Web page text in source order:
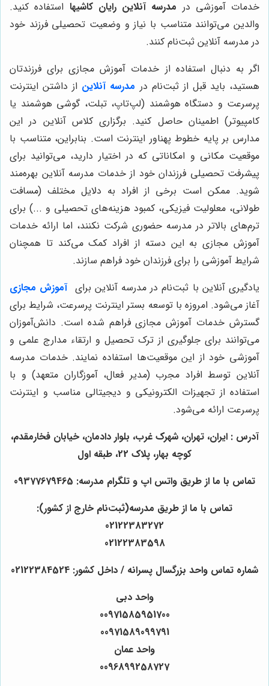
خدمات آموزشی در مدرسه آنلاین رایان کاشیها استفاده کنید.
والدین می‌توانند متناسب با نیاز و وضعیت تحصیلی فرزند خود
در مدرسه آنلاین ثبت‌نام کنند.
اگر به دنبال استفاده از خدمات آموزش مجازی برای فرزندتان
هستید، باید قبل از ثبت‌نام در مدرسه آنلاین از داشتن اینترنت
پرسرعت و دستگاه هوشمند (لپ‌تاپ، تبلت، گوشی هوشمند یا
کامپیوتر) اطمینان حاصل کنید. برگزاری کلاس آنلاین در این
مدارس بر پایه خطوط پهناور اینترنت است. بنابراین، متناسب با
موقعیت مکانی و امکاناتی که در اختیار دارید، می‌توانید برای
پیشرفت تحصیلی فرزندان خود از خدمات مدرسه آنلاین بهره‌مند
شوید. ممکن است برخی از افراد به دلایل مختلف (مسافت
طولانی، معلولیت فیزیکی، کمبود هزینه‌های تحصیلی و ...) برای
ترم‌های بالاتر در مدرسه حضوری شرکت نکنند، اما ارائه خدمات
آموزش مجازی به این دسته از افراد کمک می‌کند تا همچنان
شرایط آموزشی را برای فرزندان خود فراهم سازند.
یادگیری آنلاین با ثبت‌نام در مدرسه آنلاین برای آموزش مجازی
آغاز می‌شود. امروزه با توسعه بستر اینترنت پرسرعت، شرایط برای
گسترش خدمات آموزش مجازی فراهم شده است. دانش‌آموزان
می‌توانند برای جلوگیری از ترک تحصیل و ارتقاء مدارج علمی و
آموزشی خود از این موقعیت‌ها استفاده نمایند. خدمات مدرسه
آنلاین توسط افراد مجرب (مدیر فعال، آموزگاران متعهد) و با
استفاده از تجهیزات الکترونیکی و دیجیتالی مناسب و اینترنت
پرسرعت ارائه می‌شود.
آدرس : ایران، تهران، شهرک غرب، بلوار دادمان، خیابان فخارمقدم،
کوچه بهار، پلاک 22، طبقه اول
تماس با ما از طریق واتس اپ و تلگرام مدرسه: 09377679465
تماس با ما از طریق مدرسه(ثبت‌نام خارج از کشور):
02122383272
02122383598
شماره تماس واحد بزرگسال پسرانه / داخل کشور: 02122384524
واحد دبی
00971585951700
00971589099791
واحد عمان
0096899258727